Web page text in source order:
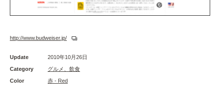
http://www.budweiser.jp/
Update
2010年10月26日
Category
グルメ、飲食
Color
赤 - Red